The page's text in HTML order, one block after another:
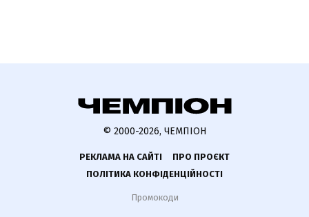
© 2000-2026, ЧЕМПІОН
РЕКЛАМА НА САЙТІ
ПРО ПРОЄКТ
ПОЛІТИКА КОНФІДЕНЦІЙНОСТІ
Промокоди